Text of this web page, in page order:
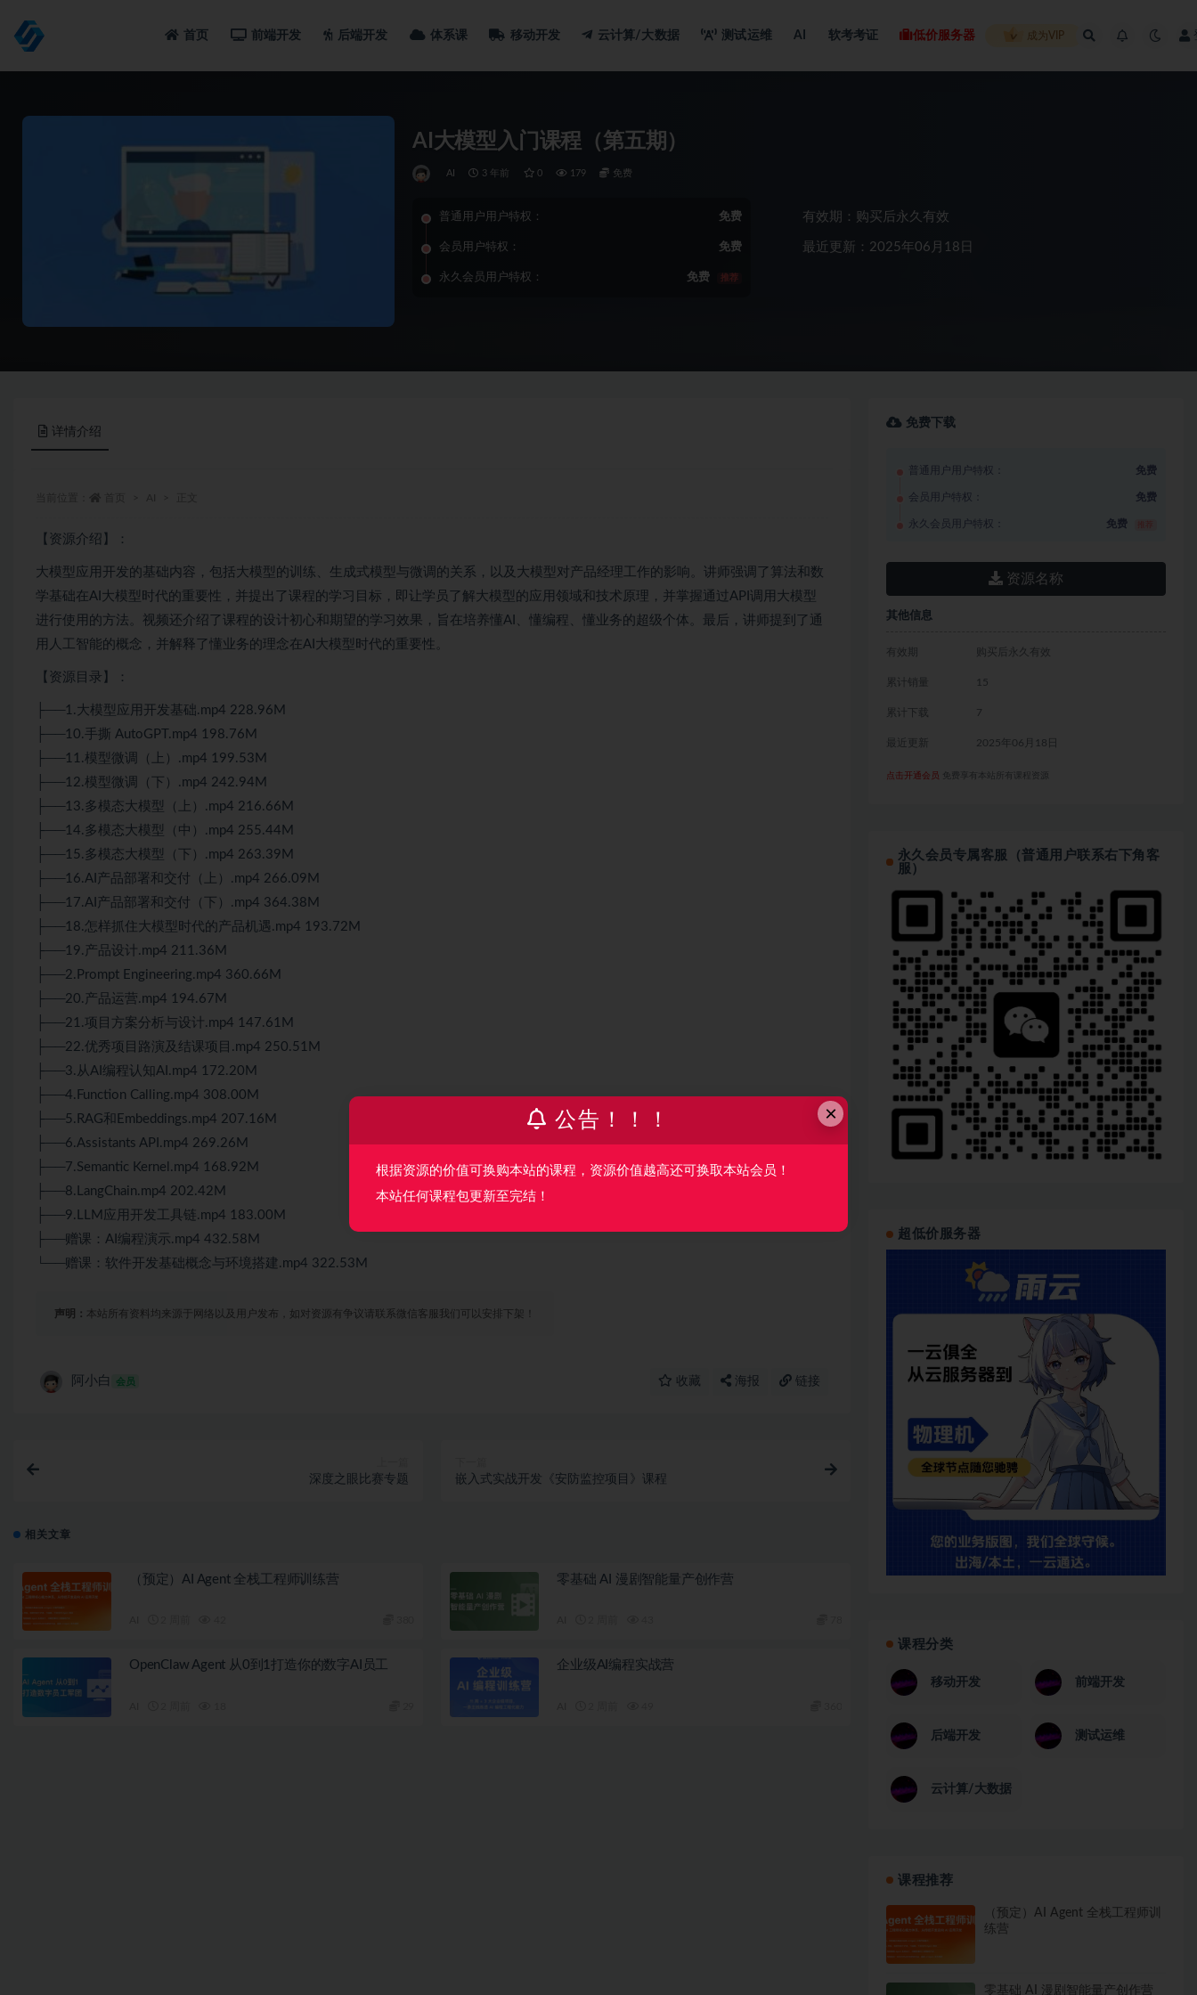
首页 前端开发 后端开发 体系课 移动开发 云计算/大数据 测试运维 AI 软考考证 低价服务器 成为VIP
AI大模型入门课程（第五期）
AI 3 年前 0 179 免费
普通用户用户特权： 免费
会员用户特权： 免费
永久会员用户特权： 免费 推荐
有效期：购买后永久有效
最近更新：2025年06月18日
详情介绍
【资源介绍】：
大模型应用开发的基础内容，包括大模型的训练、生成式模型与微调的关系，以及大模型对产品经理工作的影响。讲师强调了算法和数
学基础在AI大模型时代的重要性，并提出了课程的学习目标，即让学员了解大模型的应用领域和技术原理，并掌握通过API调用大模型
进行使用的方法。视频还介绍了课程的设计初心和期望的学习效果，旨在培养懂AI、懂编程、懂业务的超级个体。最后，讲师提到了通
用人工智能的概念，并解释了懂业务的理念在AI大模型时代的重要性。
【资源目录】：
├──1.大模型应用开发基础.mp4 228.96M
├──10.手撕 AutoGPT.mp4 198.76M
├──11.模型微调（上）.mp4 199.53M
├──12.模型微调（下）.mp4 242.94M
├──13.多模态大模型（上）.mp4 216.66M
├──14.多模态大模型（中）.mp4 255.44M
├──15.多模态大模型（下）.mp4 263.39M
├──16.AI产品部署和交付（上）.mp4 266.09M
├──17.AI产品部署和交付（下）.mp4 364.38M
├──18.怎样抓住大模型时代的产品机遇.mp4 193.72M
├──19.产品设计.mp4 211.36M
├──2.Prompt Engineering.mp4 360.66M
├──20.产品运营.mp4 194.67M
├──21.项目方案分析与设计.mp4 147.61M
├──22.优秀项目路演及结课项目.mp4 250.51M
├──3.从AI编程认知AI.mp4 172.20M
├──4.Function Calling.mp4 308.00M
├──5.RAG和Embeddings.mp4 207.16M
├──6.Assistants API.mp4 269.26M
├──7.Semantic Kernel.mp4 168.92M
├──8.LangChain.mp4 202.42M
├──9.LLM应用开发工具链.mp4 183.00M
├──赠课：AI编程演示.mp4 432.58M
└──赠课：软件开发基础概念与环境搭建.mp4 322.53M
声明： 本站所有资料均来源于网络以及用户发布，如对资源有争议请联系微信客服我们可以安排下架！
阿小白 会员 收藏 海报 链接
深度之眼比赛专题 嵌入式实战开发《安防监控项目》课程
相关文章
（预定）AI Agent 全栈工程师训练营 零基础 AI 漫剧智能量产创作营
OpenClaw Agent 从0到1打造你的数字AI员工 企业级AI编程实战营
免费下载
普通用户用户特权： 免费
会员用户特权： 免费
永久会员用户特权： 免费
资源名称
其他信息
有效期 购买后永久有效
累计销量 15
累计下载 7
最近更新 2025年06月18日
点击开通会员 免费享有本站所有课程资源
永久会员专属客服（普通用户联系右下角客
服）
超低价服务器
课程分类
移动开发 前端开发
后端开发 测试运维
云计算/大数据
课程推荐
（预定）AI Agent 全栈工程师训
练营
零基础 AI 漫剧智能量产创作营
×
公告！！！
根据资源的价值可换购本站的课程，资源价值越高还可换取本站会员！
本站任何课程包更新至完结！